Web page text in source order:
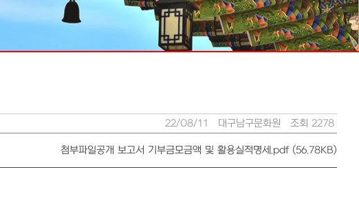
22/08/11 대구남구문화원 조회 2278
첨부파일공개 보고서 기부금모금액 및 활용실적명세.pdf (56.78KB)